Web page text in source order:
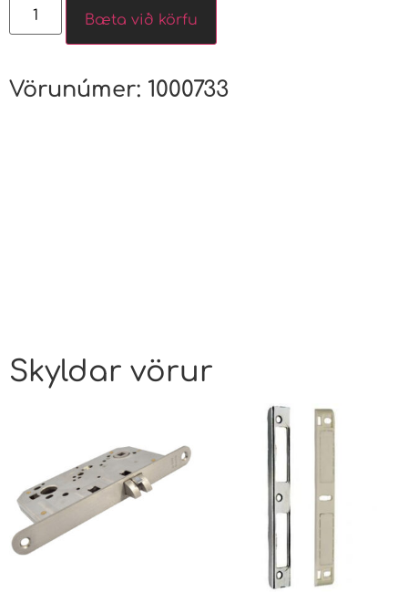
Bæta við körfu
Vörunúmer: 1000733
Skyldar vörur